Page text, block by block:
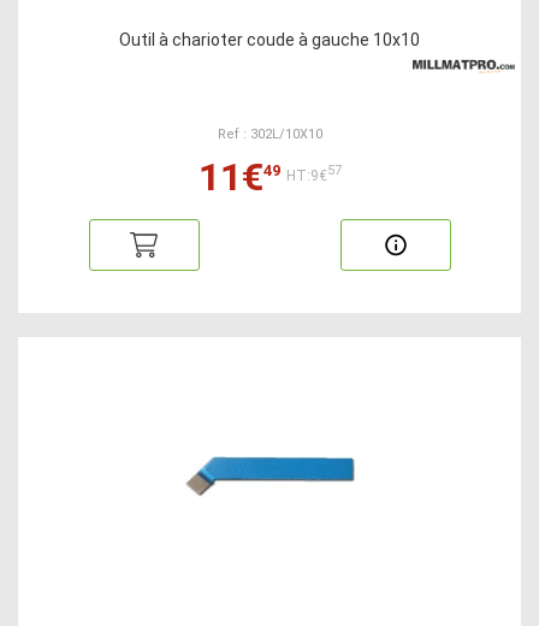
Outil à charioter coude à gauche 10x10
Ref : 302L/10X10
11€49 HT:9€57